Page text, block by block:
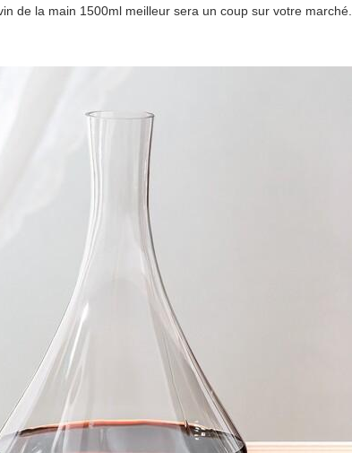
de la main 1500ml meilleur sera un coup sur votre marché.